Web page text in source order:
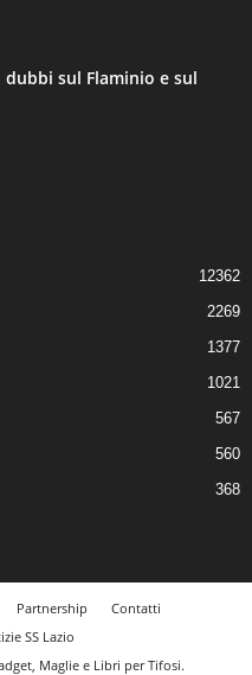
sul Flaminio e sul
12362
2269
1377
1021
567
560
368
Partnership
Contatti
SS Lazio
Maglie e Libri per Tifosi.